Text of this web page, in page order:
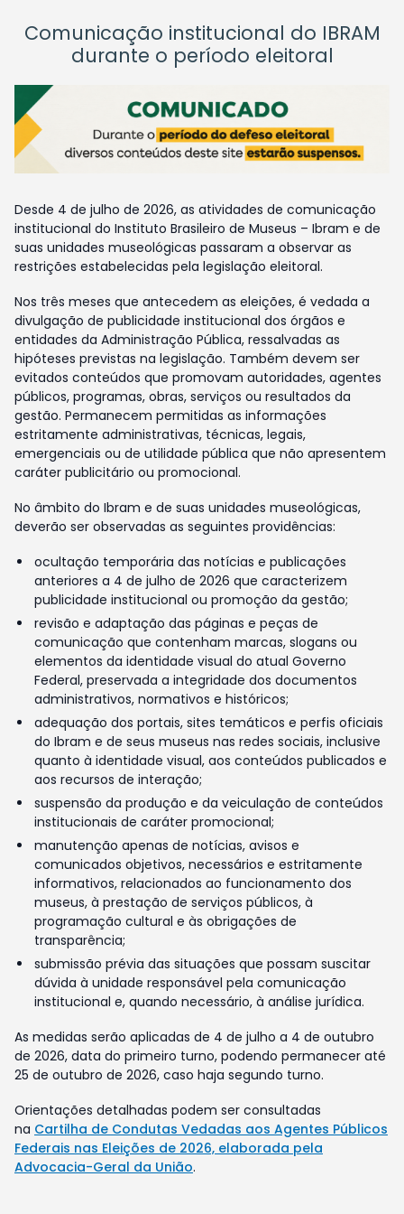
Comunicação institucional do IBRAM
durante o período eleitoral
Desde 4 de julho de 2026, as atividades de comunicação
institucional do Instituto Brasileiro de Museus – Ibram e de
suas unidades museológicas passaram a observar as
restrições estabelecidas pela legislação eleitoral.
Nos três meses que antecedem as eleições, é vedada a
divulgação de publicidade institucional dos órgãos e
entidades da Administração Pública, ressalvadas as
hipóteses previstas na legislação. Também devem ser
evitados conteúdos que promovam autoridades, agentes
públicos, programas, obras, serviços ou resultados da
gestão. Permanecem permitidas as informações
estritamente administrativas, técnicas, legais,
emergenciais ou de utilidade pública que não apresentem
caráter publicitário ou promocional.
No âmbito do Ibram e de suas unidades museológicas,
deverão ser observadas as seguintes providências:
ocultação temporária das notícias e publicações
anteriores a 4 de julho de 2026 que caracterizem
publicidade institucional ou promoção da gestão;
revisão e adaptação das páginas e peças de
comunicação que contenham marcas, slogans ou
elementos da identidade visual do atual Governo
Federal, preservada a integridade dos documentos
administrativos, normativos e históricos;
adequação dos portais, sites temáticos e perfis oficiais
do Ibram e de seus museus nas redes sociais, inclusive
quanto à identidade visual, aos conteúdos publicados e
aos recursos de interação;
suspensão da produção e da veiculação de conteúdos
institucionais de caráter promocional;
manutenção apenas de notícias, avisos e
comunicados objetivos, necessários e estritamente
informativos, relacionados ao funcionamento dos
museus, à prestação de serviços públicos, à
programação cultural e às obrigações de
transparência;
submissão prévia das situações que possam suscitar
dúvida à unidade responsável pela comunicação
institucional e, quando necessário, à análise jurídica.
As medidas serão aplicadas de 4 de julho a 4 de outubro
de 2026, data do primeiro turno, podendo permanecer até
25 de outubro de 2026, caso haja segundo turno.
Orientações detalhadas podem ser consultadas
na Cartilha de Condutas Vedadas aos Agentes Públicos
Federais nas Eleições de 2026, elaborada pela
Advocacia-Geral da União.